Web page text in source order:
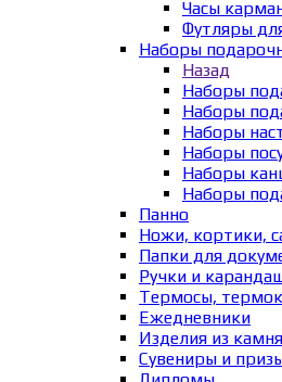
Часы
Футляры
Наборы
Назад
Наборы
Наборы
Наборы
Наборы
Наборы
Наборы
Панно
Ножи, кортики,
Папки для
Ручки и
Термосы,
Ежедневники
Изделия из камня
Сувениры и